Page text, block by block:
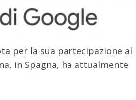
per la sua partecipazione al
in Spagna, ha attualmente